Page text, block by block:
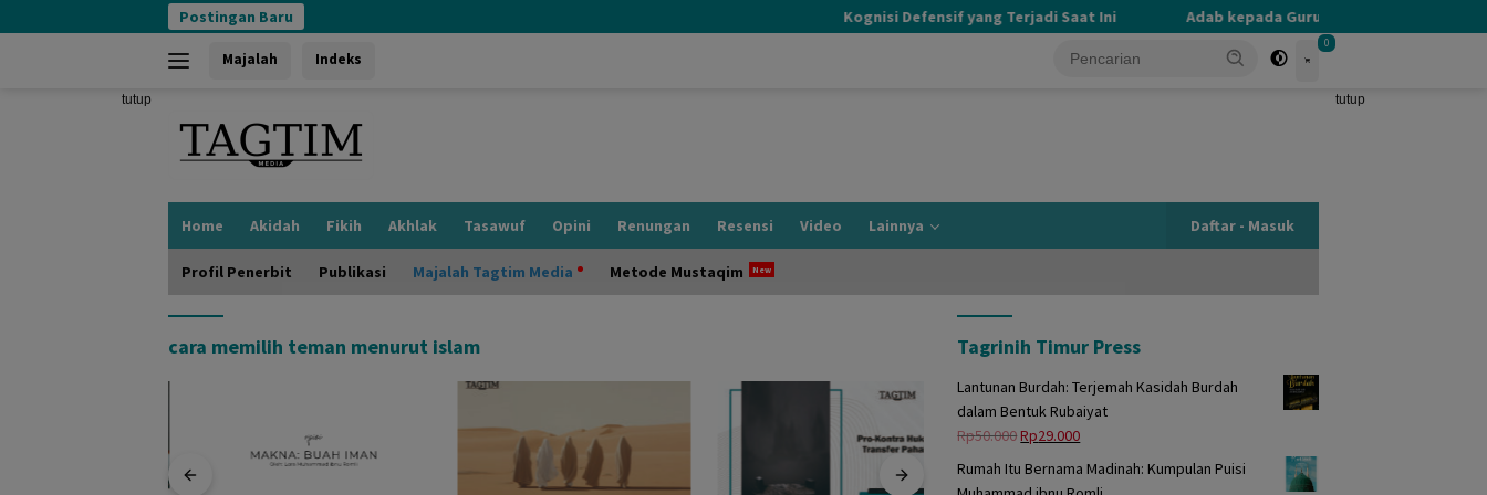
ke
Postingan Baru Kognisi Defensif yang Terjadi Saat Ini Adab kepada Guru yang Terlupakan
Majalah Indeks
0
tutup tutup
Home Akidah Fikih Akhlak Tasawuf Opini Renungan Resensi Video Lainnya Daftar - Masuk
Profil Penerbit Publikasi Majalah Tagtim Media Metode Mustaqim
cara memilih teman menurut islam Tagrinih Timur Press
Lantunan Burdah: Terjemah Kasidah Burdah
dalam Bentuk Rubaiyat
Rp50.000Harga
adalah:
Rp29.000Harga
Rumah Itu Bernama Madinah: Kumpulan Puisi